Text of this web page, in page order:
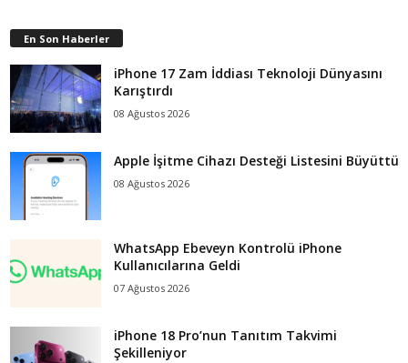
En Son Haberler
iPhone 17 Zam İddiası Teknoloji Dünyasını
Karıştırdı
08 Ağustos 2026
Apple İşitme Cihazı Desteği Listesini Büyüttü
08 Ağustos 2026
WhatsApp Ebeveyn Kontrolü iPhone
Kullanıcılarına Geldi
07 Ağustos 2026
iPhone 18 Pro’nun Tanıtım Takvimi
Şekilleniyor